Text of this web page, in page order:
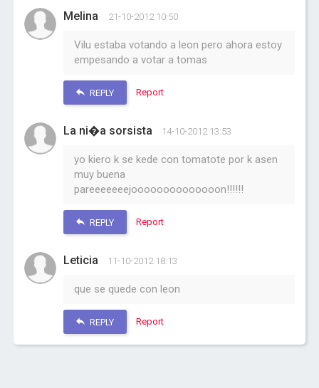
Melina 21-10-2012 10:50
Vilu estaba votando a leon pero ahora estoy
empesando a votar a tomas
REPLY Report
La ni�a sorsista 14-10-2012 13:53
yo kiero k se kede con tomatote por k asen
muy buena
pareeeeeeejoooooooooooooon!!!!!!
REPLY Report
Leticia 11-10-2012 18:13
que se quede con leon
REPLY Report